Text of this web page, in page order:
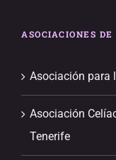
ASOCIACIONES
Asociación para
Asociación
Tenerife